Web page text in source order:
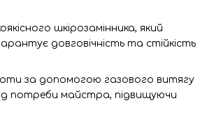
шкірозамінника, який
довговічність та стійкість
за допомогою газового витягу
потреби майстра, підвищуючи